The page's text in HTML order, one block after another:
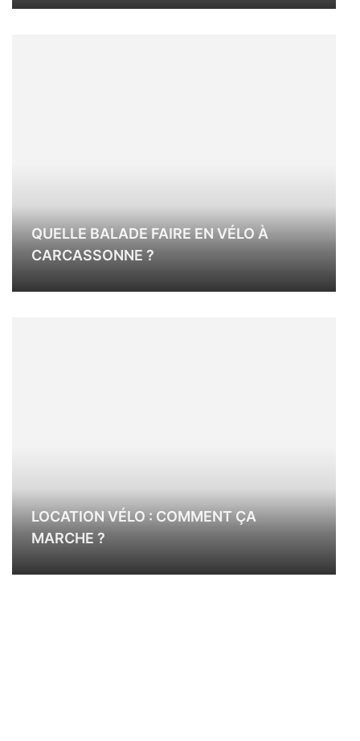
QUELLE BALADE FAIRE EN VÉLO À
CARCASSONNE ?
LOCATION VÉLO : COMMENT ÇA
MARCHE ?